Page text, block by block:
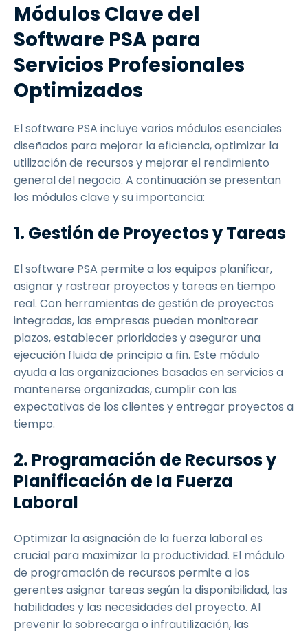
Módulos Clave del
Software PSA para
Servicios Profesionales
Optimizados
El software PSA incluye varios módulos esenciales
diseñados para mejorar la eficiencia, optimizar la
utilización de recursos y mejorar el rendimiento
general del negocio. A continuación se presentan
los módulos clave y su importancia:
1. Gestión de Proyectos y Tareas
El software PSA permite a los equipos planificar,
asignar y rastrear proyectos y tareas en tiempo
real. Con herramientas de gestión de proyectos
integradas, las empresas pueden monitorear
plazos, establecer prioridades y asegurar una
ejecución fluida de principio a fin. Este módulo
ayuda a las organizaciones basadas en servicios a
mantenerse organizadas, cumplir con las
expectativas de los clientes y entregar proyectos a
tiempo.
2. Programación de Recursos y
Planificación de la Fuerza
Laboral
Optimizar la asignación de la fuerza laboral es
crucial para maximizar la productividad. El módulo
de programación de recursos permite a los
gerentes asignar tareas según la disponibilidad, las
habilidades y las necesidades del proyecto. Al
prevenir la sobrecarga o infrautilización, las